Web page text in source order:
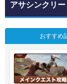
アサシンクリ
おすすめ